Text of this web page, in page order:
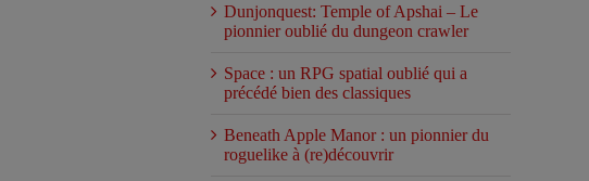
Dunjonquest: Temple of Apshai – Le
pionnier oublié du dungeon crawler
Space : un RPG spatial oublié qui a
précédé bien des classiques
Beneath Apple Manor : un pionnier du
roguelike à (re)découvrir